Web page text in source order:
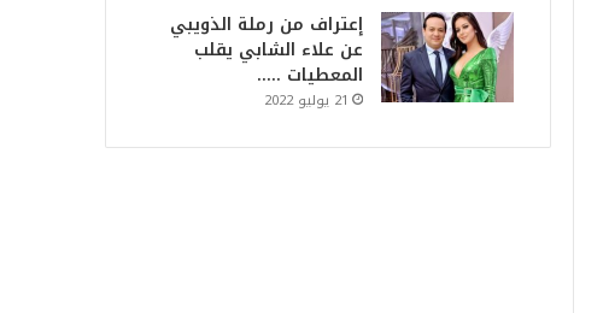
إعتراف من رملة الذويبي
عن علاء الشابي يقلب
المعطيات …..
21 يوليو 2022